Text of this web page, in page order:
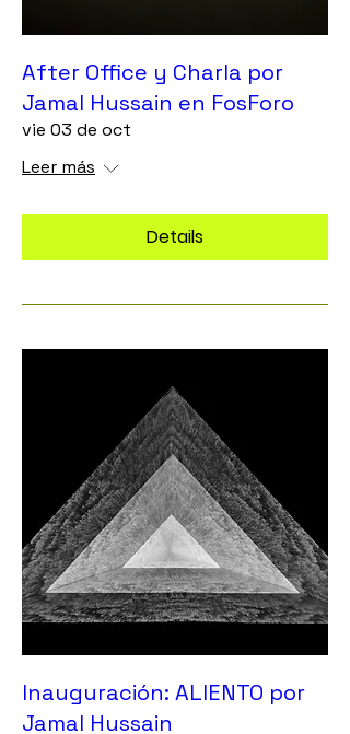
After Office y Charla por
Jamal Hussain en FosForo
vie 03 de oct
Leer más
Details
Inauguración: ALIENTO por
Jamal Hussain